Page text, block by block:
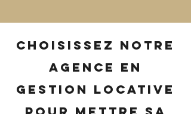
Choisissez notre
agence en
gestion locative